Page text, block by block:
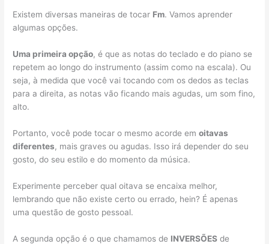
Existem diversas maneiras de tocar Fm. Vamos aprender
algumas opções.
Uma primeira opção, é que as notas do teclado e do piano se
repetem ao longo do instrumento (assim como na escala). Ou
seja, à medida que você vai tocando com os dedos as teclas
para a direita, as notas vão ficando mais agudas, um som fino,
alto.
Portanto, você pode tocar o mesmo acorde emoitavas
diferentes, mais graves ou agudas. Isso irá depender do seu
gosto, do seu estilo e do momento da música.
Experimente perceber qual oitava se encaixa melhor,
lembrando que não existe certo ou errado, hein? É apenas
uma questão de gosto pessoal.
A segunda opção é o que chamamos de INVERSÕES de